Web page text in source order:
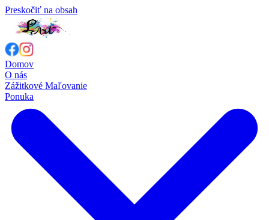
Preskočiť na obsah
Domov
O nás
Zážitkové Maľovanie
Ponuka